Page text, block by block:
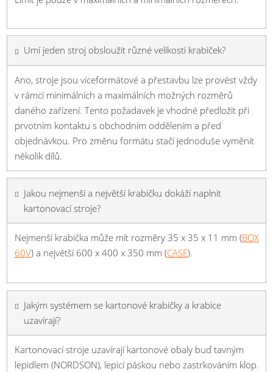
Umí jeden stroj obsloužit různé velikosti krabiček?
Ano, stroje jsou víceformátové a přestavbu lze provést vždy
v rámci minimálních a maximálních možných rozměrů
daného zařízení. Tento požadavek je vhodné předložit při
prvotním kontaktu s obchodním oddělením a před
objednávkou. Pro změnu formátu stačí jednoduše vyměnit
několik dílů.
Jakou nejmenší a největší krabičku dokáží naplnit
kartonovací stroje?
Nejmenší krabička může mít rozměry 35 x 35 x 11 mm (BOX
60V) a největší 600 x 400 x 350 mm (CASE).
Jakým systémem se kartonové krabičky a krabice
uzavírají?
Kartonovací stroje uzavírají kartonové obaly buď tavným
lepidlem (NORDSON), lepicí páskou nebo zastrkováním klop.